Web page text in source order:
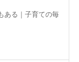
ある｜子育ての毎